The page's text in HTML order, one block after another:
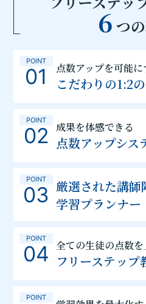
6 つ
POINT
01 点数アップを可能に
こだわりの1:2
POINT
02 成果を体感できる
点数アップシス
POINT
03 厳選された講師
学習プランナー
POINT
04 全ての生徒の点数
フリーステッ
POINT